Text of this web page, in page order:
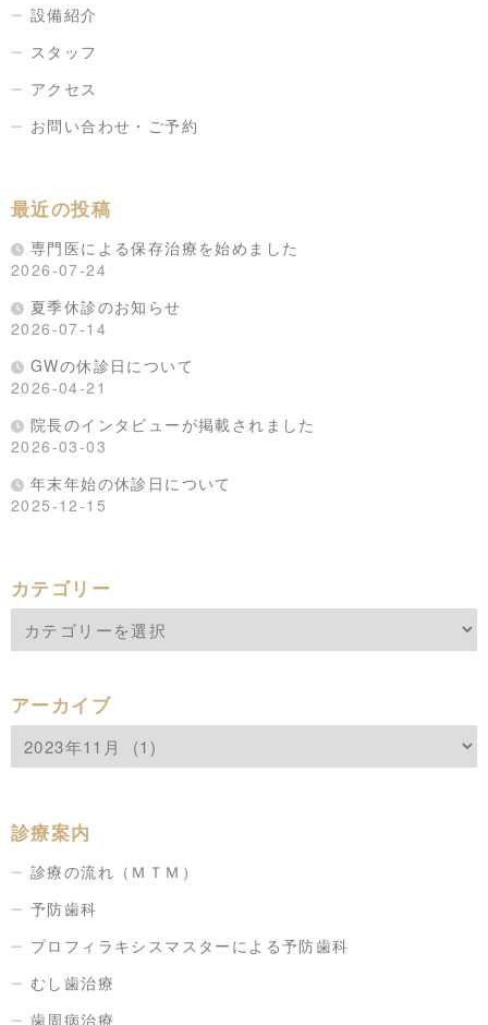
設備紹介
スタッフ
アクセス
お問い合わせ・ご予約
最近の投稿
専門医による保存治療を始めました
2026-07-24
夏季休診のお知らせ
2026-07-14
GWの休診日について
2026-04-21
院長のインタビューが掲載されました
2026-03-03
年末年始の休診日について
2025-12-15
カテゴリー
アーカイブ
診療案内
診療の流れ（ＭＴＭ）
予防歯科
プロフィラキシスマスターによる予防歯科
むし歯治療
歯周病治療